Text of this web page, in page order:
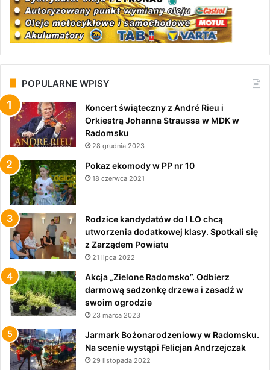
POPULARNE WPISY
Koncert świąteczny z André Rieu i
Orkiestrą Johanna Straussa w MDK w
Radomsku
28 grudnia 2023
Pokaz ekomody w PP nr 10
18 czerwca 2021
Rodzice kandydatów do I LO chcą
utworzenia dodatkowej klasy. Spotkali się
z Zarządem Powiatu
21 lipca 2022
Akcja „Zielone Radomsko”. Odbierz
darmową sadzonkę drzewa i zasadź w
swoim ogrodzie
23 marca 2023
Jarmark Bożonarodzeniowy w Radomsku.
Na scenie wystąpi Felicjan Andrzejczak
29 listopada 2022